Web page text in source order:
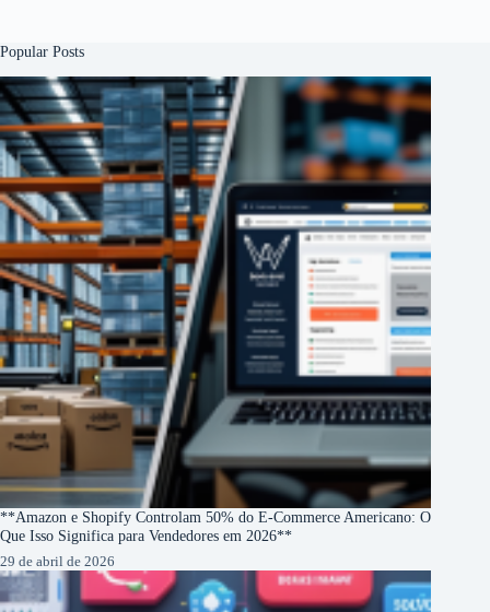
Popular Posts
**Amazon e Shopify Controlam 50% do E-Commerce Americano: O
Que Isso Significa para Vendedores em 2026**
29 de abril de 2026